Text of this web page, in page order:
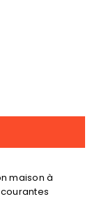
maison à